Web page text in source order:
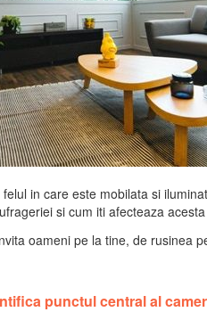
in care este mobilata si
si cum iti afecteaza
oameni pe la tine, de rusinea
punctul central al